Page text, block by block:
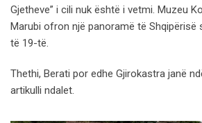
Gjetheve” i cili nuk është i vetmi. Muzeu
Marubi ofron një panoramë të Shqipërisë
të 19-të.
Thethi, Berati por edhe Gjirokastra janë
artikulli ndalet.